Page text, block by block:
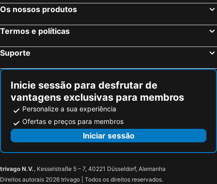
Os nossos produtos
Termos e políticas
Suporte
Inicie sessão para desfrutar de
vantagens exclusivas para membros
Personalize a sua experiência
Ofertas e preços para membros
Iniciar sessão
trivago N.V., Kesselstraße 5 – 7, 40221 Düsseldorf, Alemanha
Direitos autorais 2026 trivago | Todos os direitos reservados.